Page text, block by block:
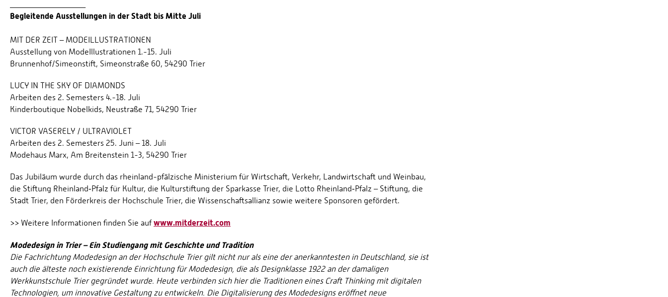
Begleitende Ausstellungen in der Stadt bis Mitte Juli
MIT DER ZEIT – MODEILLUSTRATIONEN
Ausstellung von ModeIllustrationen 1.-15. Juli
Brunnenhof/Simeonstift, Simeonstraße 60, 54290 Trier
LUCY IN THE SKY OF DIAMONDS
Arbeiten des 2. Semesters 4.-18. Juli
Kinderboutique Nobelkids, Neustraße 71, 54290 Trier
VICTOR VASERELY / ULTRAVIOLET
Arbeiten des 2. Semesters 25. Juni – 18. Juli
​Modehaus Marx, Am Breitenstein 1-3, 54290 Trier
Das Jubiläum wurde durch das rheinland-pfälzische Ministerium für Wirtschaft, Verkehr, Landwirtschaft und Weinbau,
die Stiftung Rheinland‐Pfalz für Kultur, die Kulturstiftung der Sparkasse Trier, die Lotto Rheinland‐Pfalz – Stiftung, die
Stadt Trier, den Förderkreis der Hochschule Trier, die Wissenschaftsallianz sowie weitere Sponsoren gefördert.
>> Weitere Informationen finden Sie aufwww.mitderzeit.com
Modedesign in Trier – Ein Studiengang mit Geschichte und Tradition
Die Fachrichtung Modedesign an der Hochschule Trier gilt nicht nur als eine der anerkanntesten in Deutschland, sie ist
auch die älteste noch existierende Einrichtung für Modedesign, die als Designklasse 1922 an der damaligen
Werkkunstschule Trier gegründet wurde. Heute verbinden sich hier die Traditionen eines Craft Thinking mit digitalen
Technologien, um innovative Gestaltung zu entwickeln. Die Digitalisierung des Modedesigns eröffnet neue